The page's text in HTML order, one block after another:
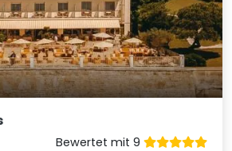
Bewertet mit 9